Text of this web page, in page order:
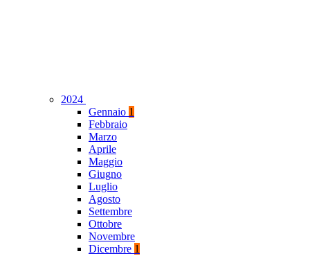
2024
Gennaio 1
Febbraio
Marzo
Aprile
Maggio
Giugno
Luglio
Agosto
Settembre
Ottobre
Novembre
Dicembre 1